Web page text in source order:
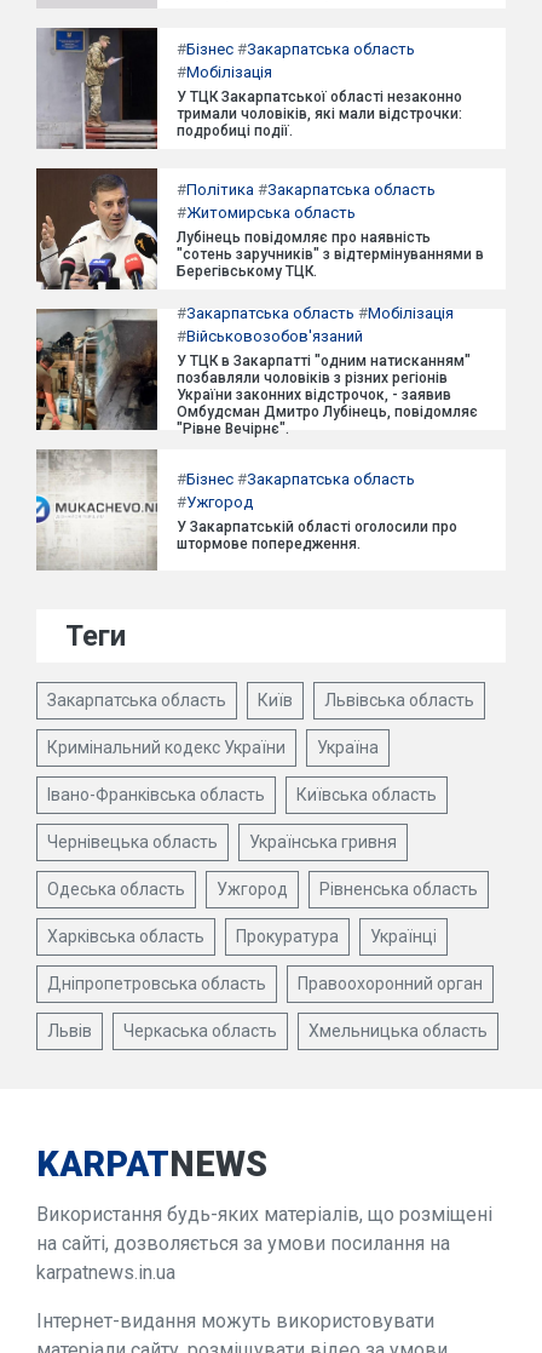
#Бізнес #Закарпатська область
#Мобілізація
У ТЦК Закарпатської області незаконно
тримали чоловіків, які мали відстрочки:
подробиці події.
#Політика #Закарпатська область
#Житомирська область
Лубінець повідомляє про наявність
"сотень заручників" з відтермінуваннями в
Берегівському ТЦК.
#Закарпатська область #Мобілізація
#Військовозобов'язаний
У ТЦК в Закарпатті "одним натисканням"
позбавляли чоловіків з різних регіонів
України законних відстрочок, - заявив
Омбудсман Дмитро Лубінець, повідомляє
"Рівне Вечірнє".
#Бізнес #Закарпатська область
#Ужгород
У Закарпатській області оголосили про
штормове попередження.
Теги
Закарпатська область Київ Львівська область
Кримінальний кодекс України Україна
Івано-Франківська область Київська область
Чернівецька область Українська гривня
Одеська область Ужгород Рівненська область
Харківська область Прокуратура Українці
Дніпропетровська область Правоохоронний орган
Львів Черкаська область Хмельницька область
KARPATNEWS
Використання будь-яких матеріалів, що розміщені
на сайті, дозволяється за умови посилання на
karpatnews.in.ua
Інтернет-видання можуть використовувати